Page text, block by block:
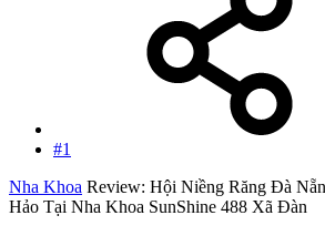
#1
Nha Khoa Review: Hội Niềng Răng Đà
Hảo Tại Nha Khoa SunShine 488 Xã Đàn